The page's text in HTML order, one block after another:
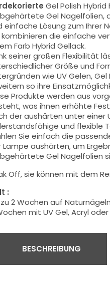
Gel Polish
Gel Nagelfolien,
einfache Lösung zum Ihrer
kombinieren die einfache
Farb Hybrid Gellack.
seiner großen Flexibilität
Größe und
wie UV Gelen,
so ihre
Produkte werden aus
was ihnen erhöhte
der aushärten unter einer
und flexible
Sie einfach die
Lampe aushärten, um
Gel Nagelfolien
Off, sie können mit dem
:
zu 2 Wochen auf
mit UV Gel, Acryl
BESCHREIBUNG